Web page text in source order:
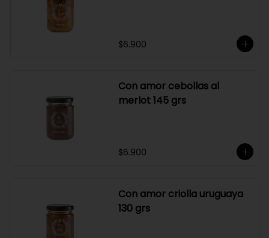
$6.900
Con amor cebollas al
merlot 145 grs
$6.900
Con amor criolla uruguaya
130 grs